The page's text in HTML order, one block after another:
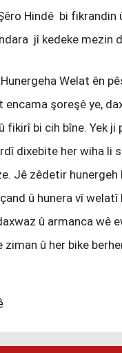
Hindê bi fikrandin
jî kedeke mezin
Welat ên
encama şoreşê ye,
fikirî bi cih bîne. Yek
dixebite her wiha li
Jê zêdetir
û hunera vî
û armanca wê
û her bike